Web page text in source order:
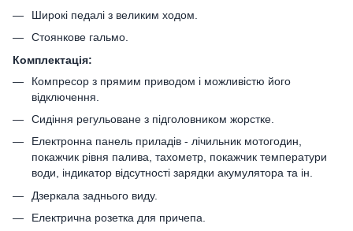
Широкі педалі з великим ходом.
Стоянкове гальмо.
Комплектація:
Компресор з прямим приводом і можливістю його
відключення.
Сидіння регульоване з підголовником жорстке.
Електронна панель приладів - лічильник мотогодин,
покажчик рівня палива, тахометр, покажчик температури
води, індикатор відсутності зарядки акумулятора та ін.
Дзеркала заднього виду.
Електрична розетка для причепа.